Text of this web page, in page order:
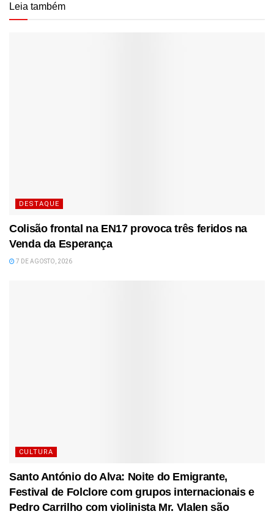
Leia também
DESTAQUE
Colisão frontal na EN17 provoca três feridos na
Venda da Esperança
7 DE AGOSTO, 2026
CULTURA
Santo António do Alva: Noite do Emigrante,
Festival de Folclore com grupos internacionais e
Pedro Carrilho com violinista Mr. Vlalen são